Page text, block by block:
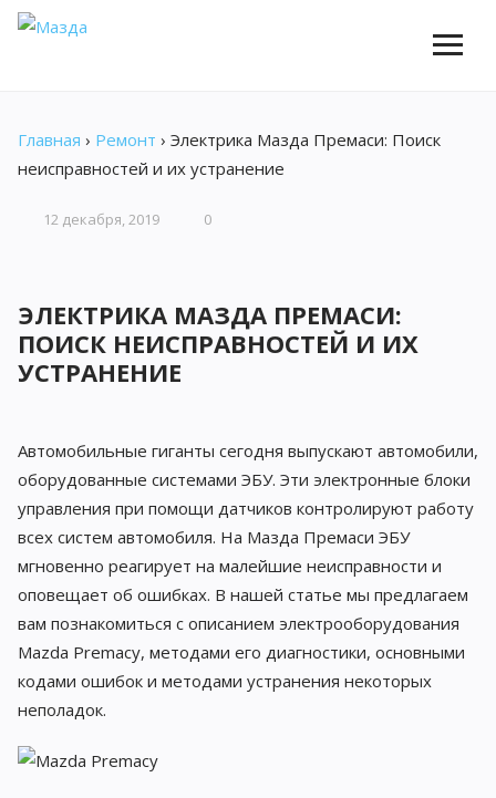
Главная › Ремонт › Электрика Мазда Премаси: Поиск
неисправностей и их устранение
12 декабря, 2019 0
ЭЛЕКТРИКА МАЗДА ПРЕМАСИ:
ПОИСК НЕИСПРАВНОСТЕЙ И ИХ
УСТРАНЕНИЕ
Автомобильные гиганты сегодня выпускают автомобили,
оборудованные системами ЭБУ. Эти электронные блоки
управления при помощи датчиков контролируют работу
всех систем автомобиля. На Мазда Премаси ЭБУ
мгновенно реагирует на малейшие неисправности и
оповещает об ошибках. В нашей статье мы предлагаем
вам познакомиться с описанием электрооборудования
Mazda Premacy, методами его диагностики, основными
кодами ошибок и методами устранения некоторых
неполадок.